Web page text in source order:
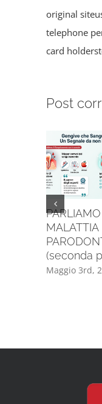
original site
telephone
card holder
Post
MALATTIA
(seconda
Maggio 3rd,